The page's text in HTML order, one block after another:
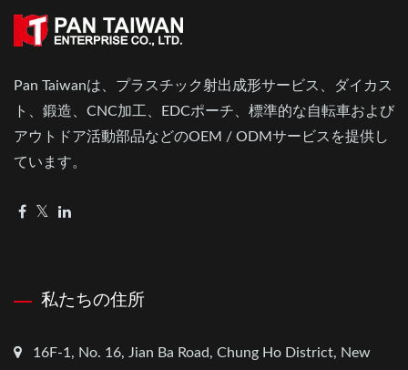
Pan Taiwanは、プラスチック射出成形サービス、ダイカス
ト、鍛造、CNC加工、EDCポーチ、標準的な自転車および
アウトドア活動部品などのOEM / ODMサービスを提供し
ています。
私たちの住所
16F-1, No. 16, Jian Ba Road, Chung Ho District, New